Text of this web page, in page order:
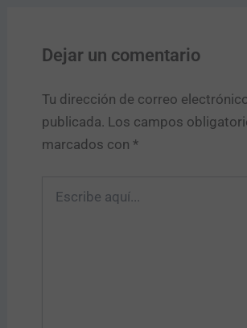
Dejar un comentario
Tu dirección de correo
publicada. Los campos
marcados con *
aquí...